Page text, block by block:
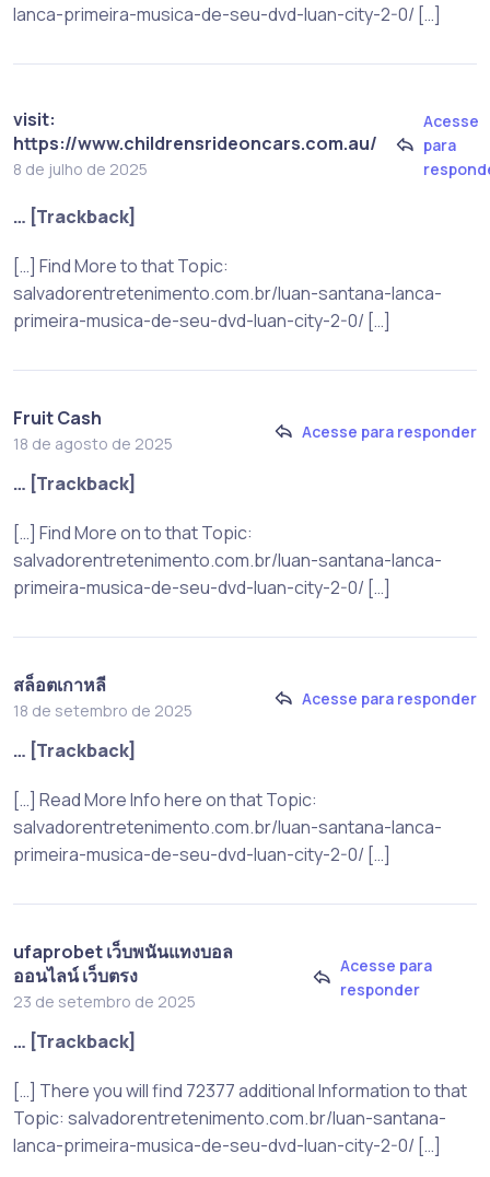
lanca-primeira-musica-de-seu-dvd-luan-city-2-0/ […]
visit:
https://www.childrensrideoncars.com.au/
8 de julho de 2025
Acesse
para
… [Trackback]
[…] Find More to that Topic:
salvadorentretenimento.com.br/luan-santana-lanca-
primeira-musica-de-seu-dvd-luan-city-2-0/ […]
Fruit Cash
18 de agosto de 2025
Acesse para responder
… [Trackback]
[…] Find More on to that Topic:
salvadorentretenimento.com.br/luan-santana-lanca-
primeira-musica-de-seu-dvd-luan-city-2-0/ […]
สล็อตเกาหลี
18 de setembro de 2025
Acesse para responder
… [Trackback]
[…] Read More Info here on that Topic:
salvadorentretenimento.com.br/luan-santana-lanca-
primeira-musica-de-seu-dvd-luan-city-2-0/ […]
ufaprobet เว็บพนันแทงบอล
ออนไลน์ เว็บตรง
23 de setembro de 2025
Acesse para
responder
… [Trackback]
[…] There you will find 72377 additional Information to that
Topic: salvadorentretenimento.com.br/luan-santana-
lanca-primeira-musica-de-seu-dvd-luan-city-2-0/ […]